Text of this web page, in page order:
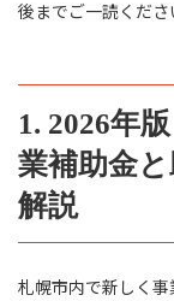
後までご一読くださ
1. 2026年
業補助金
解説
札幌市内で新しく